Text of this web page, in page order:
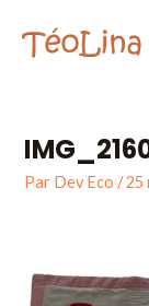
contenu
Par Dev Eco/25